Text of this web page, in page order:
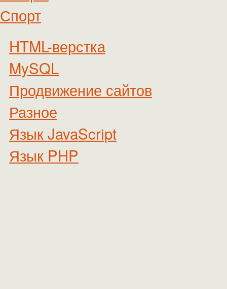
Спорт
HTML-верстка
MySQL
Продвижение сайтов
Разное
Язык JavaScript
Язык PHP